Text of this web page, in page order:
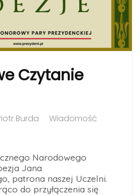
Czytanie
Burda
Wiadomość
Narodowego
Jana
patrona naszej Uczelni.
do przyłączenia się